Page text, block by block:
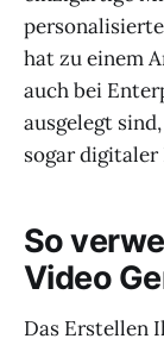
hat zu einem
auch bei
ausgelegt
sogar digitaler
So
Video
Das Erstellen